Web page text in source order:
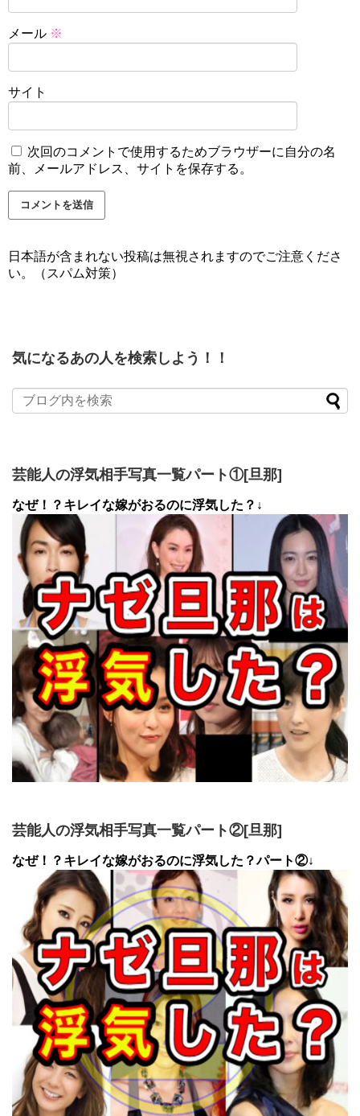
メール ※
サイト
次回のコメントで使用するためブラウザーに自分の名
前、メールアドレス、サイトを保存する。
日本語が含まれない投稿は無視されますのでご注意くださ
い。（スパム対策）
気になるあの人を検索しよう！！
芸能人の浮気相手写真一覧パート①[旦那]
なぜ！？キレイな嫁がおるのに浮気した？↓
芸能人の浮気相手写真一覧パート②[旦那]
なぜ！？キレイな嫁がおるのに浮気した？パート②↓